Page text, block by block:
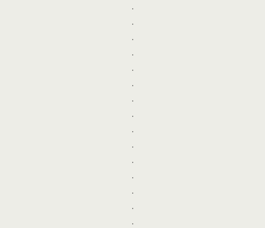
.
.
.
.
.
.
.
.
.
.
.
.
.
.
.